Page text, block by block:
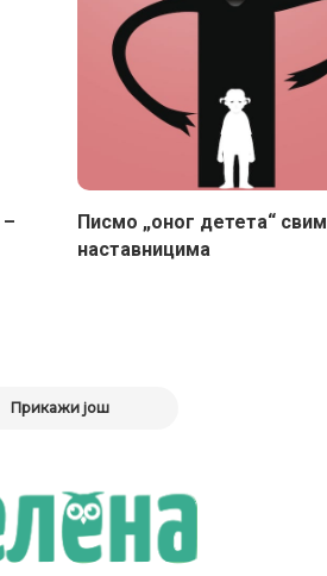
Писмо „оног детета“ свим
наставницима
Прикажи још